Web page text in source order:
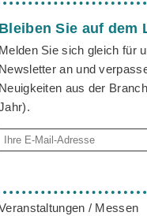
Bleiben Sie auf dem
Melden Sie sich gleich für
Newsletter an und
Neuigkeiten aus der
/ Messen